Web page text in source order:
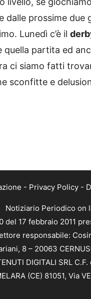
prossime due
Lunedì c’è il
partita ed
ci siamo fatti
sconfitte e
- Privacy Policy-
Notiziario Periodico on
del 17 febbraio 2011
responsabile:
8 – 20063
DIGITALI SRL
(CE) 81051, Via